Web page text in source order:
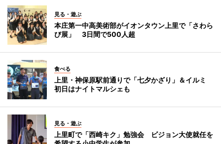
見る・遊ぶ
本庄第一中高美術部がイオンタウン上里で「さわら
び展」 3日間で500人超
食べる
上里・神保原駅前通りで「七夕かざり」＆イルミ
初日はナイトマルシェも
見る・遊ぶ
上里町で「西崎キク」勉強会 ビジョン大使就任を